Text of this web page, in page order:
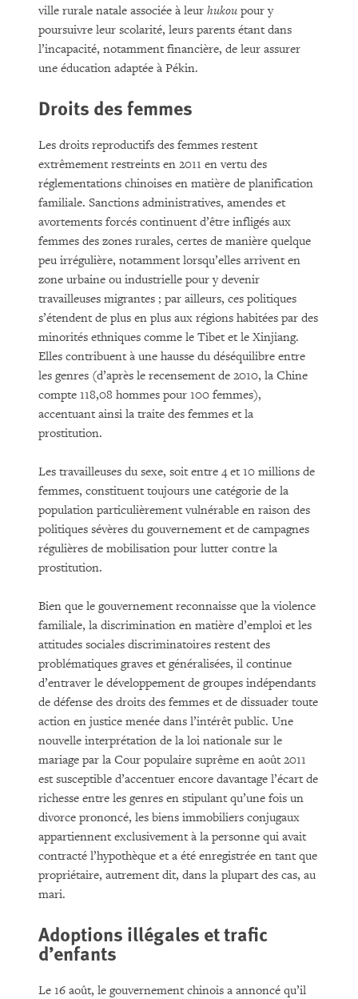
ville rurale natale associée à leur hukou pour y
poursuivre leur scolarité, leurs parents étant dans
l’incapacité, notamment financière, de leur assurer
une éducation adaptée à Pékin.
Droits des femmes
Les droits reproductifs des femmes restent
extrêmement restreints en 2011 en vertu des
réglementations chinoises en matière de planification
familiale. Sanctions administratives, amendes et
avortements forcés continuent d’être infligés aux
femmes des zones rurales, certes de manière quelque
peu irrégulière, notamment lorsqu’elles arrivent en
zone urbaine ou industrielle pour y devenir
travailleuses migrantes ; par ailleurs, ces politiques
s’étendent de plus en plus aux régions habitées par des
minorités ethniques comme le Tibet et le Xinjiang.
Elles contribuent à une hausse du déséquilibre entre
les genres (d’après le recensement de 2010, la Chine
compte 118,08 hommes pour 100 femmes),
accentuant ainsi la traite des femmes et la
prostitution.
Les travailleuses du sexe, soit entre 4 et 10 millions de
femmes, constituent toujours une catégorie de la
population particulièrement vulnérable en raison des
politiques sévères du gouvernement et de campagnes
régulières de mobilisation pour lutter contre la
prostitution.
Bien que le gouvernement reconnaisse que la violence
familiale, la discrimination en matière d’emploi et les
attitudes sociales discriminatoires restent des
problématiques graves et généralisées, il continue
d’entraver le développement de groupes indépendants
de défense des droits des femmes et de dissuader toute
action en justice menée dans l’intérêt public. Une
nouvelle interprétation de la loi nationale sur le
mariage par la Cour populaire suprême en août 2011
est susceptible d’accentuer encore davantage l’écart de
richesse entre les genres en stipulant qu’une fois un
divorce prononcé, les biens immobiliers conjugaux
appartiennent exclusivement à la personne qui avait
contracté l’hypothèque et a été enregistrée en tant que
propriétaire, autrement dit, dans la plupart des cas, au
mari.
Adoptions illégales et trafic
d’enfants
Le 16 août, le gouvernement chinois a annoncé qu’il